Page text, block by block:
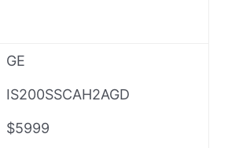
GE
IS200SSCAH2AGD
$5999